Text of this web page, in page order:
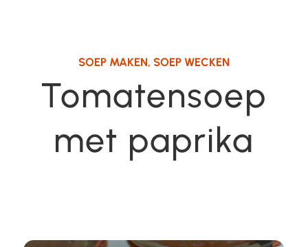
SOEP MAKEN, SOEP WECKEN
Tomatensoep
met paprika